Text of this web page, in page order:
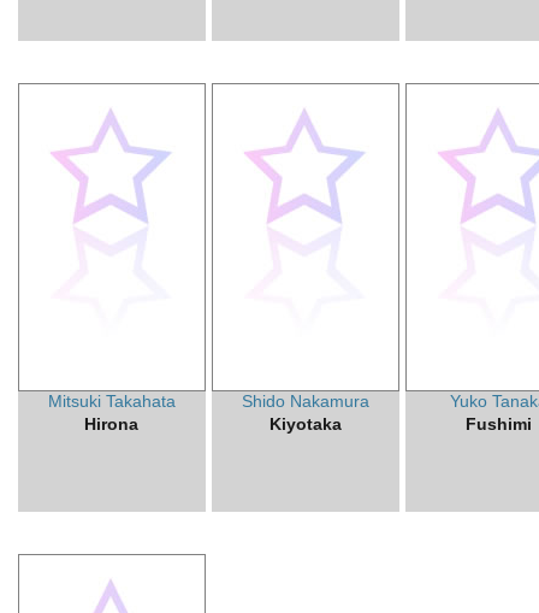
Mitsuki Takahata
Hirona
Shido Nakamura
Kiyotaka
Yuko
Fushimi